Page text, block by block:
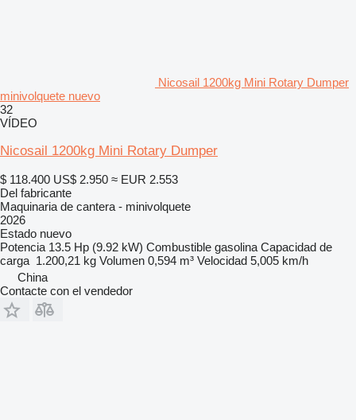
Nicosail 1200kg Mini Rotary Dumper
minivolquete nuevo
32
VÍDEO
Nicosail 1200kg Mini Rotary Dumper
$ 118.400 US$ 2.950 ≈ EUR 2.553
Del fabricante
Maquinaria de cantera - minivolquete
2026
Estado nuevo
Potencia 13.5 Hp (9.92 kW) Combustible gasolina Capacidad de
carga 1.200,21 kg Volumen 0,594 m³ Velocidad 5,005 km/h
China
Contacte con el vendedor